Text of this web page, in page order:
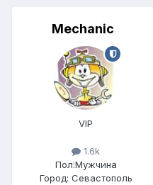
Mechanic
VIP
1.6k
Пол:Мужчина
Город: Севастополь